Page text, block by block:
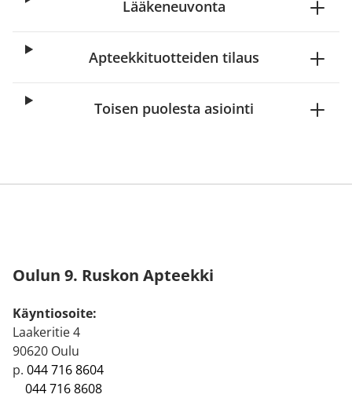
Lääkeneuvonta
Apteekkituotteiden tilaus
Toisen puolesta asiointi
Oulun 9. Ruskon Apteekki
Käyntiosoite:
Laakeritie 4
90620 Oulu
p. 044 716 8604
044 716 8608